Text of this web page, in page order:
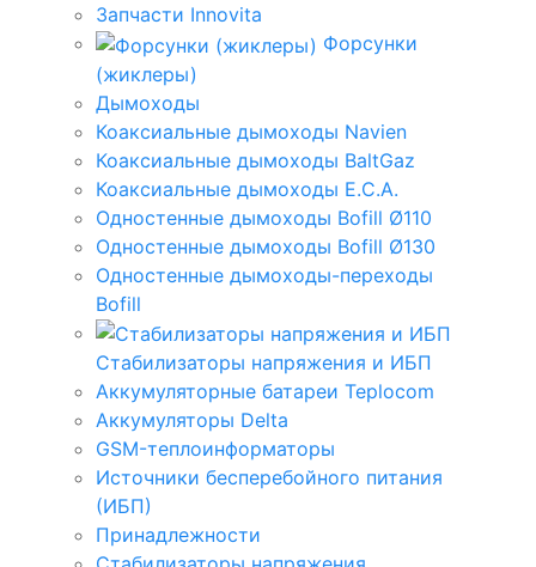
Запчасти Innovita
Форсунки
(жиклеры)
Дымоходы
Коаксиальные дымоходы Navien
Коаксиальные дымоходы BaltGaz
Коаксиальные дымоходы E.C.A.
Одностенные дымоходы Bofill Ø110
Одностенные дымоходы Bofill Ø130
Одностенные дымоходы-переходы
Bofill
Стабилизаторы напряжения и ИБП
Аккумуляторные батареи Teplocom
Аккумуляторы Delta
GSM-теплоинформаторы
Источники бесперебойного питания
(ИБП)
Принадлежности